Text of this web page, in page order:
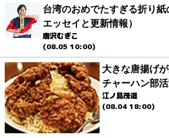
台湾のおめでたすぎる折り
エッセイと更新情報）
唐沢むぎこ
(08.05 10:00)
大きな唐揚げ
チャーハン部
江ノ島茂道
(08.04 18:00)